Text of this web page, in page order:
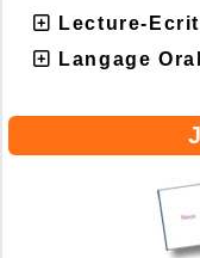
Lecture-
Langage Oral